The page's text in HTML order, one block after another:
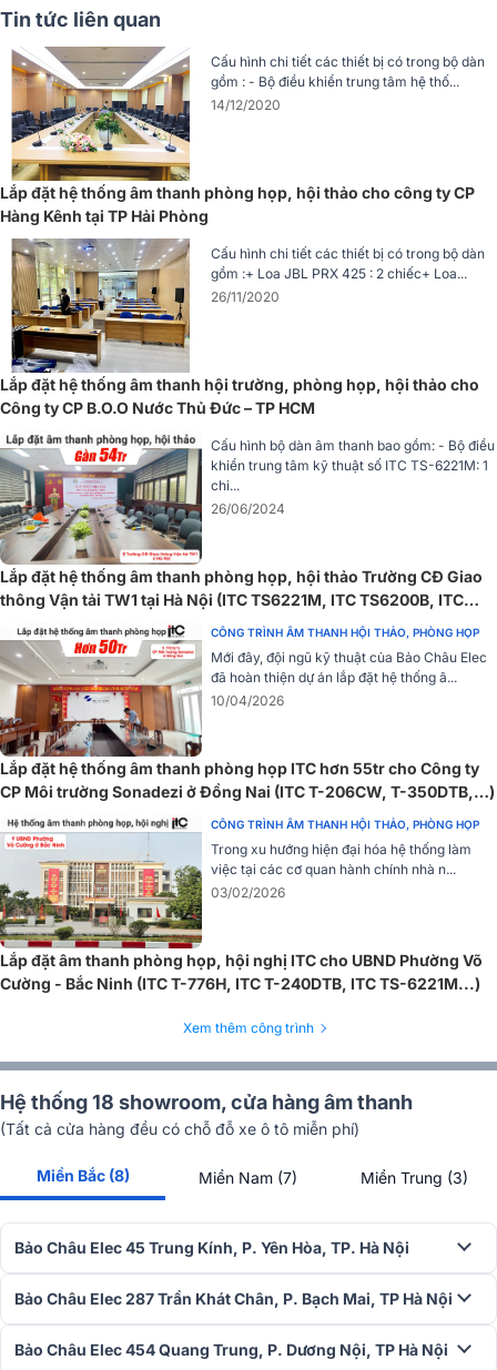
Loa có đáp tuyến tần số từ 90Hz đến 16kHz, độ nhạy cao (≥ 89
dB), đảm bảo âm thanh phát ra luôn rõ ràng và dễ nghe, ngay cả
trong môi trường có tiếng ồn. Thiết kế vỏ nhựa ABS chắc chắn và
màu đen sang trọng giúp loa dễ dàng hòa hợp với nhiều không gian
lắp đặt khác nhau.
>>> Xem chi tiết:Loa treo tường ITC T-776H
2. Amply kỹ thuật số ITC T-120DTB
Amply kỹ thuật số ITC T-120DTB
tiến, lý tưởng cho các hệ thống âm thanh thông báo, hội nghị và giải
trí.
Với thiết kế nhỏ gọn chuẩn 1U, sản phẩm tích hợp nhiều tính năng
tiện ích như phát nhạc MP3, kết nối Bluetooth, điều chỉnh âm lượng
độc lập và hệ thống bảo vệ an toàn chống chập mạch, quá tải và
quá nhiệt, đảm bảo hiệu suất hoạt động ổn định và bền lâu.
Amply còn hỗ trợ các đầu ra linh hoạt (100V và 4-16Ω), hoạt động
tốt với nguồn điện dự phòng 24V, rất thích hợp cho các không gian
vừa và nhỏ như quán cà phê, trung tâm thương mại hay siêu thị.
Đây là sự lựa chọn hoàn hảo để nâng cao chất lượng âm thanh
chuyên nghiệp cho các không gian này.
=> Xem thêm:Amply kỹ thuật số ITC T-120DTB
Tin tức liên quan
Cấu hình chi tiết các thiết bị có trong bộ dàn
gồm : - Bộ điều khiển trung tâm hệ thố...
14/12/2020
Lắp đặt hệ thống âm thanh phòng họp, hội thảo cho công ty CP
Hàng Kênh tại TP Hải Phòng
Cấu hình chi tiết các thiết bị có trong bộ dàn
gồm :+ Loa JBL PRX 425 : 2 chiếc+ Loa...
26/11/2020
Lắp đặt hệ thống âm thanh hội trường, phòng họp, hội thảo cho
Công ty CP B.O.O Nước Thủ Đức – TP HCM
Cấu hình bộ dàn âm thanh bao gồm: - Bộ điều
khiển trung tâm kỹ thuật số ITC TS-6221M: 1
chi...
26/06/2024
Lắp đặt hệ thống âm thanh phòng họp, hội thảo Trường CĐ Giao
thông Vận tải TW1 tại Hà Nội (ITC TS6221M, ITC TS6200B, ITC
TS6200A)
CÔNG TRÌNH ÂM THANH HỘI THẢO, PHÒNG HỌP
Mới đây, đội ngũ kỹ thuật của Bảo Châu Elec
đã hoàn thiện dự án lắp đặt hệ thống â...
10/04/2026
Lắp đặt hệ thống âm thanh phòng họp ITC hơn 55tr cho Công ty
CP Môi trường Sonadezi ở Đồng Nai (ITC T-206CW, T-350DTB,…)
CÔNG TRÌNH ÂM THANH HỘI THẢO, PHÒNG HỌP
Trong xu hướng hiện đại hóa hệ thống làm
việc tại các cơ quan hành chính nhà n...
03/02/2026
Lắp đặt âm thanh phòng họp, hội nghị ITC cho UBND Phường Võ
Cường - Bắc Ninh (ITC T-776H, ITC T-240DTB, ITC TS-6221M...)
Xem thêm công trình
Hệ thống 18 showroom, cửa hàng âm thanh
(Tất cả cửa hàng đều có chỗ đỗ xe ô tô miễn phí)
Miền Bắc (8) Miền Nam (7) Miền Trung (3)
Bảo Châu Elec 45 Trung Kính, P. Yên Hòa, TP. Hà Nội
Bảo Châu Elec 287 Trần Khát Chân, P. Bạch Mai, TP Hà Nội
Bảo Châu Elec 454 Quang Trung, P. Dương Nội, TP Hà Nội